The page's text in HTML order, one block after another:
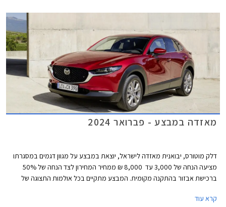
מאזדה במבצע - פברואר 2024
דלק מוטורס, יבואנית מאזדה לישראל, יוצאת במבצע על מגוון דגמים במסגרתו
מציעה הנחה של 3,000 עד 8,000 ₪ ממחיר המחירון לצד הנחה של 50%
ברכישת אבזור בהתקנה מקומית. המבצע מתקיים בכל אולמות התצוגה של
קרא עוד